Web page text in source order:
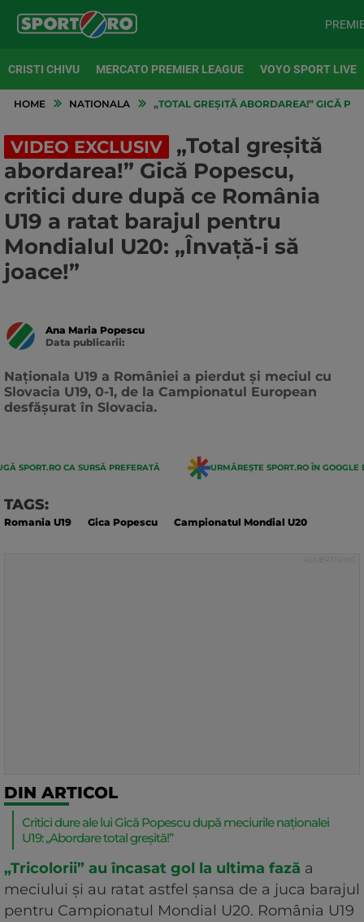
CRISTI CHIVU MERCATO PREMIER LEAGUE VOYO SPORT LIVE
HOME NATIONALA „TOTAL GREȘITĂ ABORDAREA!” GICĂ
VIDEO EXCLUSIV
„Total greșită
abordarea!” Gică Popescu,
critici dure după ce România
U19 a ratat barajul pentru
Mondialul U20: „Învață-i să
joace!”
Ana Maria Popescu
Data publicarii:
Naționala U19 a României a pierdut și meciul cu
Slovacia U19, 0-1, de la Campionatul European
desfășurat în Slovacia.
SPORT.RO CA SURSĂ PREFERATĂ URMĂREȘTE SPORT.RO ÎN GOOGLE
TAGS:
Romania U19 Gica Popescu Campionatul Mondial U20
DIN ARTICOL
Critici dure ale lui Gică Popescu după meciurile naționalei
U19: „Abordare total greșită!”
„Tricolorii” au încasat gol la ultima fază a
meciului și au ratat astfel șansa de a juca barajul
pentru Campionatul Mondial U20. România U19